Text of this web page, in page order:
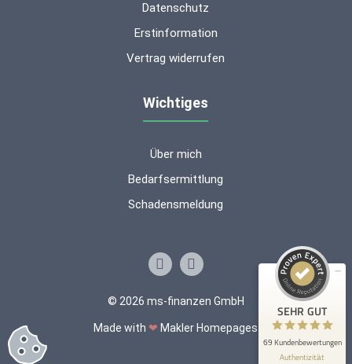
Datenschutz
Erstinformation
Vertrag widerrufen
Wichtiges
Über mich
Bedarfsermittlung
Schadensmeldung
© 2026 ms-finanzen GmbH
Made with❤ Makler Homepages
SEHR GUT
69 Kundenbewertungen
Authentizität
ms-finanzen GmbH
SEHR GUT
53
Bewertungen auf
ProvenExpert.com
Bewertungen von 2
Blick aufs ProvenExpert-Profil werfen